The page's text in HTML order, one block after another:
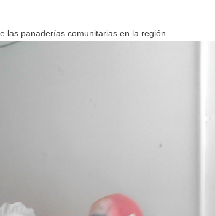
las panaderías comunitarias en la región.